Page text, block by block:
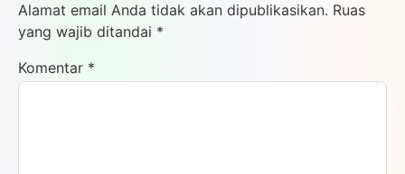
Alamat email Anda tidak akan dipublikasikan. Ruas
yang wajib ditandai *
Komentar *